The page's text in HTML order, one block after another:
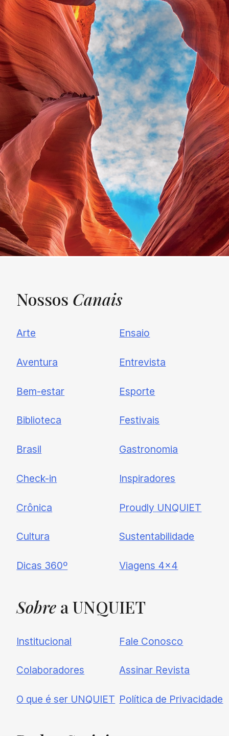
UNQUIET
Newsletter
nossas novidades.
Nossos Canais
Arte
Aventura
Bem-estar
Biblioteca
Brasil
Check-in
Crônica
Cultura
Dicas 360º
Ensaio
Entrevista
Esporte
Festivais
Gastronomia
Inspiradores
Proudly UNQUIET
Sustentabilidade
Viagens 4×4
Sobre a UNQUIET
Institucional
Colaboradores
O que é ser UNQUIET
Fale Conosco
Assinar Revista
Política de Privacidade